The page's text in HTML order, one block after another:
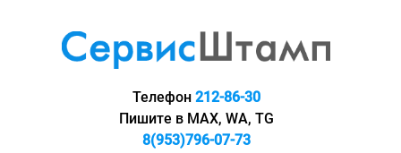
Телефон 212-86-30
Пишите в MAX, WA, TG
8(953)796-07-73